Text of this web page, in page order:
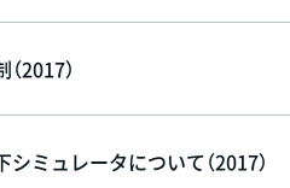
2017）
ミュレータについて（2017）